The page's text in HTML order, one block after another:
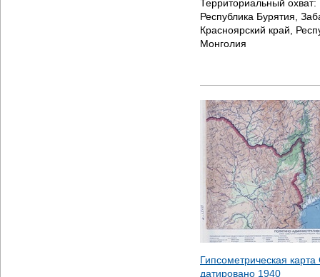
Территориальный охват:
Республика Бурятия,
Красноярский край,
Монголия
Гипсометрическая
датировано 1940